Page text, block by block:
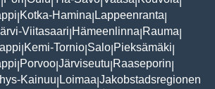
Kotka-Hamina Lappeenranta
Viitasaari Hämeenlinna Rauma
Kemi-Tornio Salo Pieksämäki
Porvoo Järviseutu Raaseporin
Kainuu Loimaa Jakobstadsregionen